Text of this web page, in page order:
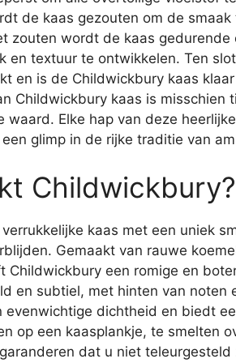
de kaas gezouten om de
zouten wordt de kaas
en textuur te ontwikkelen. Ten
en is de Childwickbury kaas
Childwickbury kaas is misschien
waard. Elke hap van deze
glimp in de rijke traditie van
Childwickbury?
kaas met een uniek
Gemaakt van rauwe
Childwickbury een romige en
en subtiel, met hinten van noten
evenwichtige dichtheid en biedt
op een kaasplankje, te smelten
dat u niet